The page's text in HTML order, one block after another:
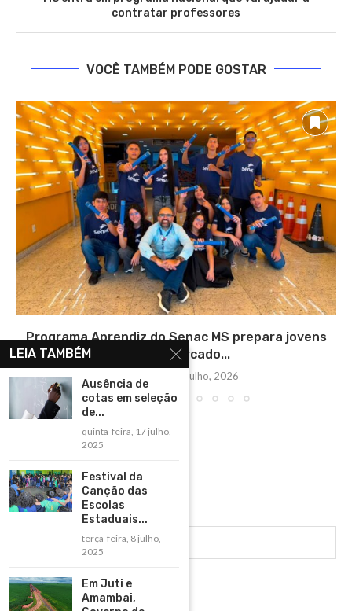
contratar professores
VOCÊ TAMBÉM PODE GOSTAR
Programa Aprendiz do Senac MS prepara jovens
para o mercado...
quinta-feira, 16 julho, 2026
LEIA TAMBÉM
Ausência de
cotas em seleção
de...
quinta-feira, 17 julho,
2025
Festival da
Canção das
Escolas
Estaduais...
terça-feira, 8 julho,
2025
Em Juti e
Amambai,